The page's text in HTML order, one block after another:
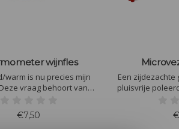
wijnfles
warm is nu precies mijn
vraag behoort vanaf
€7,50
Een zijdezachte
pluisvrije
streeploos